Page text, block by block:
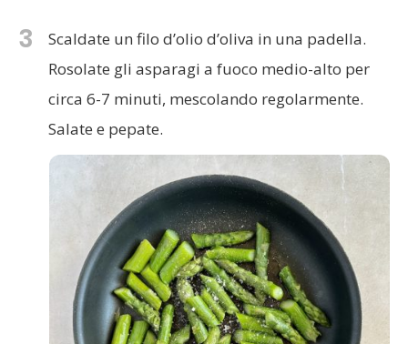
3
Scaldate un filo d’olio d’oliva in una padella.
Rosolate gli asparagi a fuoco medio-alto per
circa 6-7 minuti, mescolando regolarmente.
Salate e pepate.